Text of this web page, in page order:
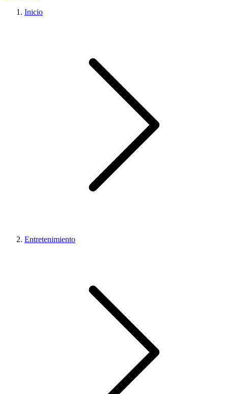
Inicio
Entretenimiento